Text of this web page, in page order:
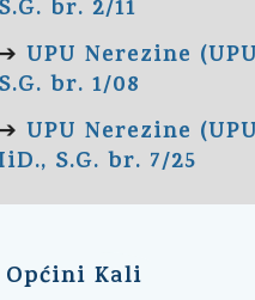
S.G. br. 2/11
➔ UPU Nerezine
S.G. br. 1/08
➔ UPU Nerezine
S.G. br. 7/25
Općini Kali